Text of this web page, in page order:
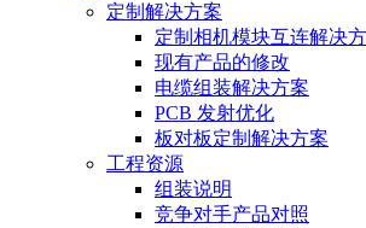
定制解决方案
定制相机模块互连解决
现有产品的修改
电缆组装解决方案
PCB 发射优化
板对板定制解决方案
工程资源
组装说明
竞争对手产品对照